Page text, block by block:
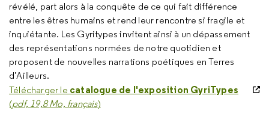
révélé, part alors à la conquête de ce qui fait différence
entre les êtres humains et rend leur rencontre si fragile et
inquiétante. Les Gyritypes invitent ainsi à un dépassement
des représentations normées de notre quotidien et
proposent de nouvelles narrations poétiques en Terres
d’Ailleurs.
Télécharger le catalogue de l'exposition GyriTypes
(pdf, 19,8 Mo, français)